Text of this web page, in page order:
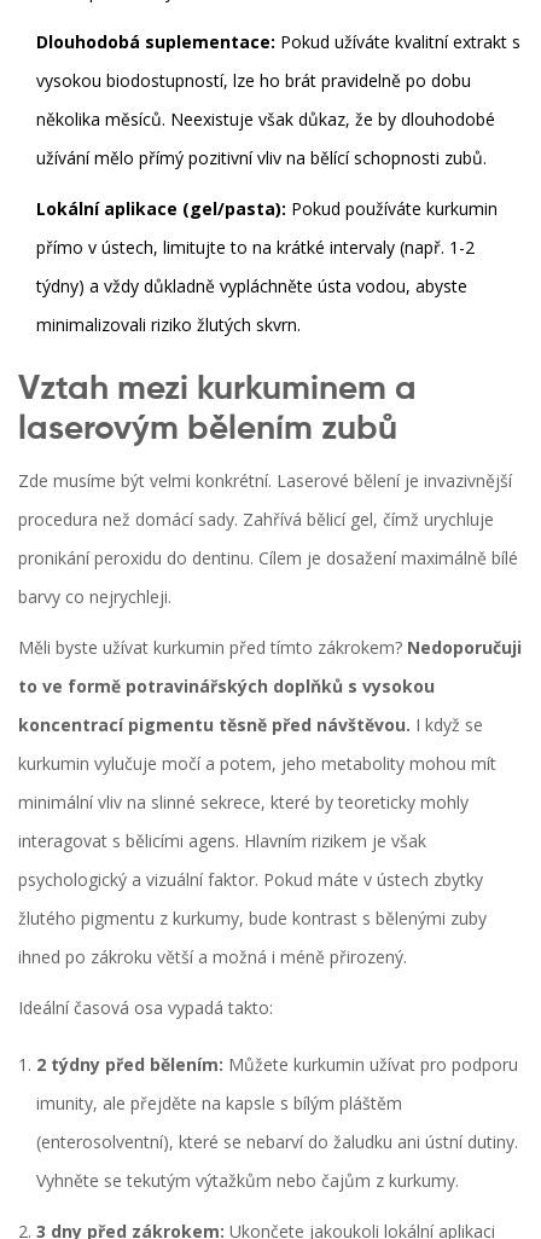
Dlouhodobá suplementace: Pokud užíváte kvalitní extrakt s
vysokou biodostupností, lze ho brát pravidelně po dobu
několika měsíců. Neexistuje však důkaz, že by dlouhodobé
užívání mělo přímý pozitivní vliv na bělící schopnosti zubů.
Lokální aplikace (gel/pasta): Pokud používáte kurkumin
přímo v ústech, limitujte to na krátké intervaly (např. 1-2
týdny) a vždy důkladně vypláchněte ústa vodou, abyste
minimalizovali riziko žlutých skvrn.
Vztah mezi kurkuminem a
laserovým bělením zubů
Zde musíme být velmi konkrétní. Laserové bělení je invazivnější
procedura než domácí sady. Zahřívá bělicí gel, čímž urychluje
pronikání peroxidu do dentinu. Cílem je dosažení maximálně bílé
barvy co nejrychleji.
Měli byste užívat kurkumin před tímto zákrokem? Nedoporučuji
to ve formě potravinářských doplňků s vysokou
koncentrací pigmentu těsně před návštěvou. I když se
kurkumin vylučuje močí a potem, jeho metabolity mohou mít
minimální vliv na slinné sekrece, které by teoreticky mohly
interagovat s bělicími agens. Hlavním rizikem je však
psychologický a vizuální faktor. Pokud máte v ústech zbytky
žlutého pigmentu z kurkumy, bude kontrast s bělenými zuby
ihned po zákroku větší a možná i méně přirozený.
Ideální časová osa vypadá takto:
2 týdny před bělením: Můžete kurkumin užívat pro podporu
imunity, ale přejděte na kapsle s bílým pláštěm
(enterosolventní), které se nebarví do žaludku ani ústní dutiny.
Vyhněte se tekutým výtažkům nebo čajům z kurkumy.
3 dny před zákrokem: Ukončete jakoukoli lokální aplikaci